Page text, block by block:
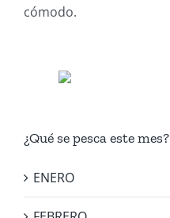
cómodo.
¿Qué se pesca este mes?
ENERO